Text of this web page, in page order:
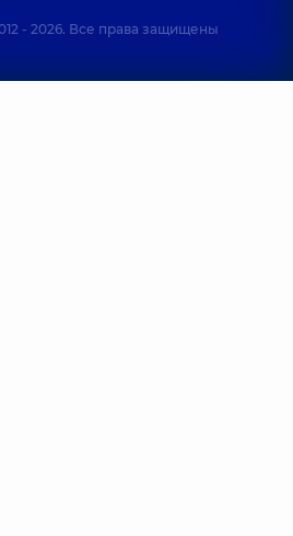
- 2026. Все права защищены